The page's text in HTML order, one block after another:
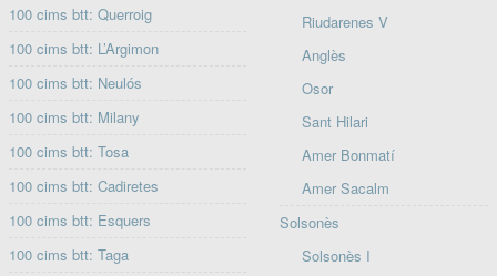
100 cims btt: Querroig
100 cims btt: L’Argimon
100 cims btt: Neulós
100 cims btt: Milany
100 cims btt: Tosa
100 cims btt: Cadiretes
100 cims btt: Esquers
100 cims btt: Taga
Riudarenes V
Anglès
Osor
Sant Hilari
Amer Bonmatí
Amer Sacalm
Solsonès
Solsonès I